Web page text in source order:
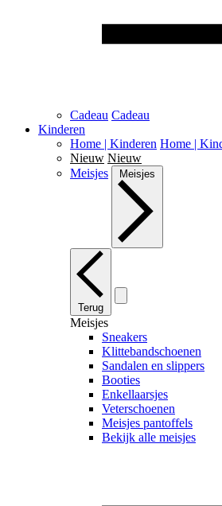
Cadeau Cadeau
Kinderen
Home | Kinderen Home |
Nieuw Nieuw
Meisjes
Meisjes
Terug
Meisjes
Sneakers
Klittebandschoenen
Sandalen en slippers
Booties
Enkellaarsjes
Veterschoenen
Meisjes pantoffels
Bekijk alle meisjes